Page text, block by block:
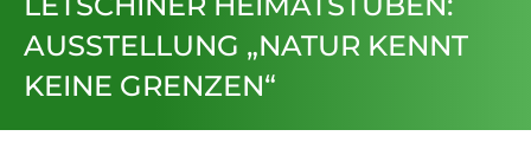
AUSSTELLUNG „NATUR KENNT
KEINE GRENZEN“